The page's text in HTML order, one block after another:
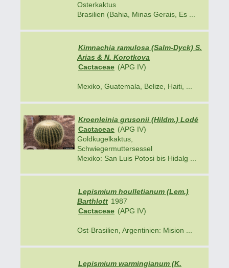
Osterkaktus
Brasilien (Bahia, Minas Gerais, Es ...
Kimnachia ramulosa (Salm-Dyck) S.
Arias & N. Korotkova
Cactaceae (APG IV)
Mexiko, Guatemala, Belize, Haiti, ...
Kroenleinia grusonii (Hildm.) Lodé
Cactaceae (APG IV)
Goldkugelkaktus,
Schwiegermuttersessel
Mexiko: San Luis Potosi bis Hidalg ...
Lepismium houlletianum (Lem.)
Barthlott 1987
Cactaceae (APG IV)
Ost-Brasilien, Argentinien: Mision ...
Lepismium warmingianum (K.